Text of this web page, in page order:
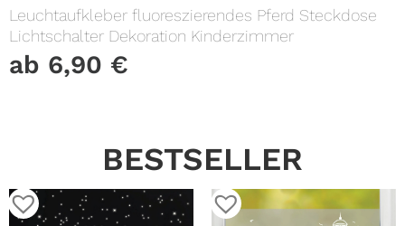
Leuchtaufkleber fluoreszierendes Pferd Steckdose
Lichtschalter Dekoration Kinderzimmer
ab 6,90 €
BESTSELLER